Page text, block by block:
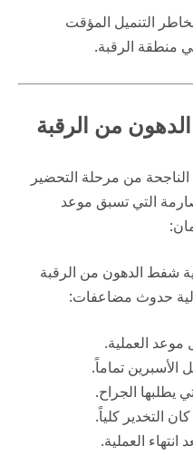
التنميل المؤقت
منطقة الرقبة.
من الرقبة
الناجحة من مرحلة التحضير
التي تسبق موعد
شفط الدهون من الرقبة
حدوث مضاعفات:
موعد العملية.
الأسبرين تماماً.
يطلبها الجراح.
التخدير كلياً.
العملية.